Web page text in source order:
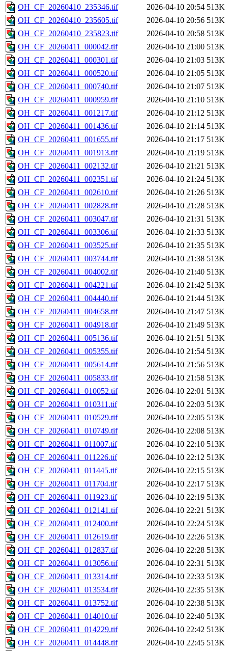
OH_CF_20260410_235346.tif 2026-04-10 20:54 513K
OH_CF_20260410_235605.tif
2026-04-10 20:56 513K
OH_CF_20260410_235823.tif
2026-04-10 20:58 513K
OH_CF_20260411_000042.tif
2026-04-10 21:00 513K
OH_CF_20260411_000301.tif
2026-04-10 21:03 513K
OH_CF_20260411_000520.tif
2026-04-10 21:05 513K
OH_CF_20260411_000740.tif
2026-04-10 21:07 513K
OH_CF_20260411_000959.tif
2026-04-10 21:10 513K
OH_CF_20260411_001217.tif
2026-04-10 21:12 513K
OH_CF_20260411_001436.tif
2026-04-10 21:14 513K
OH_CF_20260411_001655.tif
2026-04-10 21:17 513K
OH_CF_20260411_001913.tif
2026-04-10 21:19 513K
OH_CF_20260411_002132.tif
2026-04-10 21:21 513K
OH_CF_20260411_002351.tif
2026-04-10 21:24 513K
OH_CF_20260411_002610.tif
2026-04-10 21:26 513K
OH_CF_20260411_002828.tif
2026-04-10 21:28 513K
OH_CF_20260411_003047.tif
2026-04-10 21:31 513K
OH_CF_20260411_003306.tif
2026-04-10 21:33 513K
OH_CF_20260411_003525.tif
2026-04-10 21:35 513K
OH_CF_20260411_003744.tif
2026-04-10 21:38 513K
OH_CF_20260411_004002.tif
2026-04-10 21:40 513K
OH_CF_20260411_004221.tif
2026-04-10 21:42 513K
OH_CF_20260411_004440.tif
2026-04-10 21:44 513K
OH_CF_20260411_004658.tif
2026-04-10 21:47 513K
OH_CF_20260411_004918.tif
2026-04-10 21:49 513K
OH_CF_20260411_005136.tif
2026-04-10 21:51 513K
OH_CF_20260411_005355.tif
2026-04-10 21:54 513K
OH_CF_20260411_005614.tif
2026-04-10 21:56 513K
OH_CF_20260411_005833.tif
2026-04-10 21:58 513K
OH_CF_20260411_010052.tif
2026-04-10 22:01 513K
OH_CF_20260411_010311.tif
2026-04-10 22:03 513K
OH_CF_20260411_010529.tif
2026-04-10 22:05 513K
OH_CF_20260411_010749.tif
2026-04-10 22:08 513K
OH_CF_20260411_011007.tif
2026-04-10 22:10 513K
OH_CF_20260411_011226.tif
2026-04-10 22:12 513K
OH_CF_20260411_011445.tif
2026-04-10 22:15 513K
OH_CF_20260411_011704.tif
2026-04-10 22:17 513K
OH_CF_20260411_011923.tif
2026-04-10 22:19 513K
OH_CF_20260411_012141.tif
2026-04-10 22:21 513K
OH_CF_20260411_012400.tif
2026-04-10 22:24 513K
OH_CF_20260411_012619.tif
2026-04-10 22:26 513K
OH_CF_20260411_012837.tif
2026-04-10 22:28 513K
OH_CF_20260411_013056.tif
2026-04-10 22:31 513K
OH_CF_20260411_013314.tif
2026-04-10 22:33 513K
OH_CF_20260411_013534.tif
2026-04-10 22:35 513K
OH_CF_20260411_013752.tif
2026-04-10 22:38 513K
OH_CF_20260411_014010.tif
2026-04-10 22:40 513K
OH_CF_20260411_014229.tif
2026-04-10 22:42 513K
OH_CF_20260411_014448.tif
2026-04-10 22:45 513K